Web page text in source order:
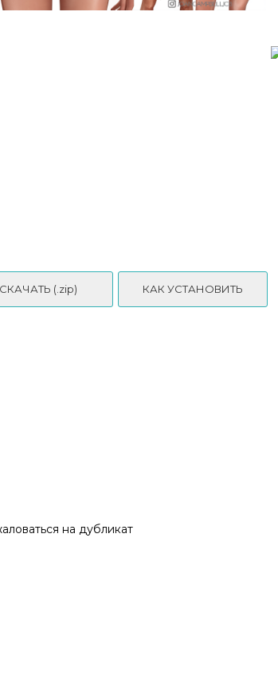
СКАЧАТЬ (.zip) КАК УСТАНОВИТЬ
на дубликат